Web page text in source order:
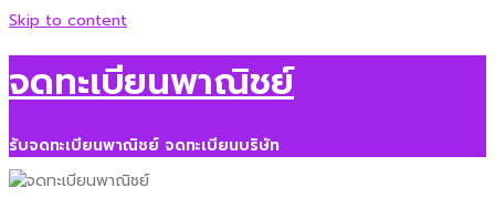
Skip to content
จดทะเบียนพาณิชย์
รับจดทะเบียนพาณิชย์ จดทะเบียนบริษัท